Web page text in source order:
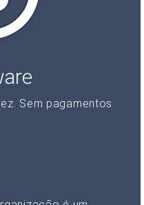
Sem pagamentos